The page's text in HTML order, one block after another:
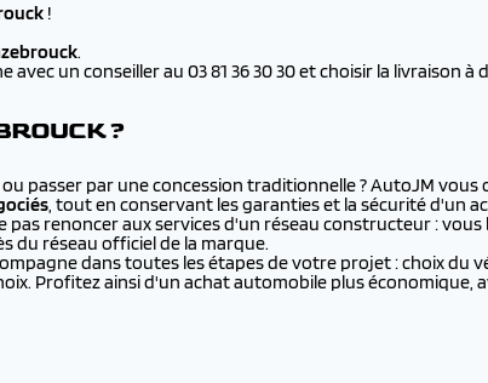
!
.
un conseiller au 03 81 36 30 30 et choisir la livraison à
?
passer par une concession traditionnelle ? AutoJM
, tout en conservant les garanties et la sécurité d'un
renoncer aux services d'un réseau constructeur : vous
du réseau officiel de la marque.
dans toutes les étapes de votre projet : choix du
Profitez ainsi d'un achat automobile plus économique,